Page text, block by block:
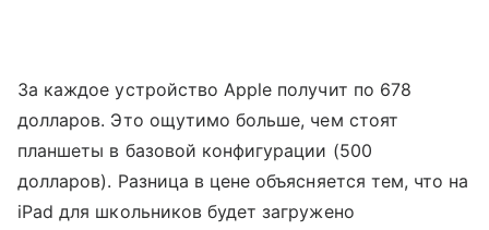
За каждое устройство Apple получит по 678
долларов. Это ощутимо больше, чем стоят
планшеты в базовой конфигурации (500
долларов). Разница в цене объясняется тем, что на
iPad для школьников будет загружено